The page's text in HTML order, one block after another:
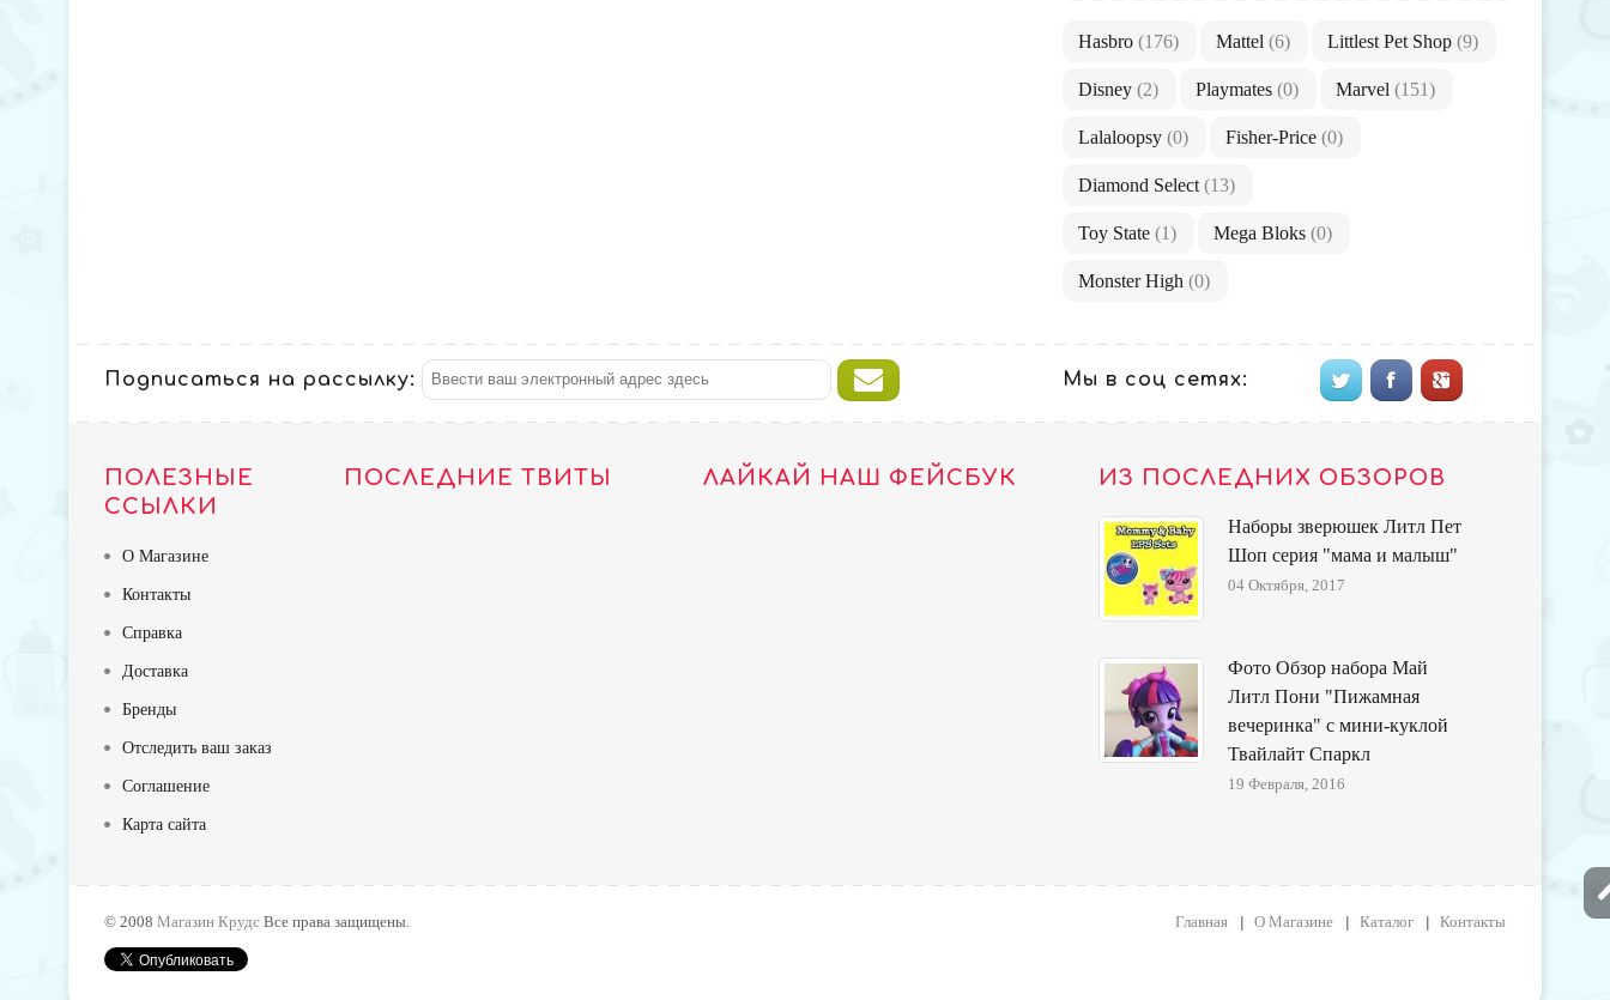
Hasbro (176) Mattel (6) Littlest Pet Shop (9)
Disney (2) Playmates (0) Marvel (151)
Lalaloopsy (0) Fisher-Price (0)
Diamond Select (13)
Toy State (1) Mega Bloks (0)
Monster High (0)
Подписаться на рассылку: Мы в соц сетях:
ПОЛЕЗНЫЕ
ССЫЛКИ
О Магазине
Контакты
Справка
Доставка
Бренды
Отследить ваш заказ
Соглашение
Карта сайта
ПОСЛЕДНИЕ ТВИТЫ ЛАЙКАЙ НАШ ФЕЙСБУК ИЗ ПОСЛЕДНИХ ОБЗОРОВ
Наборы зверюшек Литл Пет
Шоп серия "мама и малыш"
04 Октября, 2017
Фото Обзор набора Май
Литл Пони "Пижамная
вечеринка" с мини-куклой
Твайлайт Спаркл
19 Февраля, 2016
© 2008 Магазин Крудс Все права защищены. Главная О Магазине Каталог Контакты